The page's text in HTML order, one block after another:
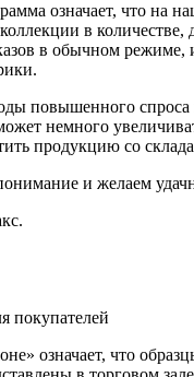
означает, что на
в количестве,
в обычном режиме,
повышенного спроса
немного
продукцию со
и желаем
покупателей
означает, что